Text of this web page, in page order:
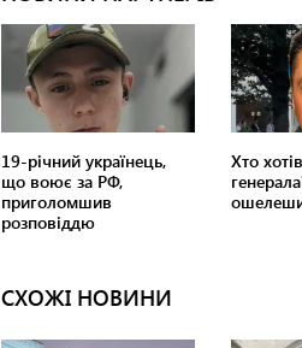
СХОЖІ НОВИНИ